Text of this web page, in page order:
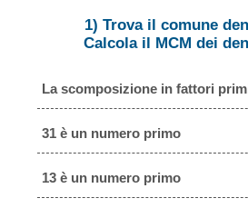
1) Trova il comune
Calcola il MCM dei
La scomposizione in fattori
31 è un numero primo
13 è un numero primo